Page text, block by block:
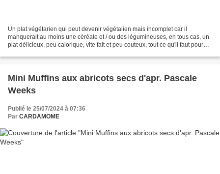
Un plat végétarien qui peut devenir végétalien mais incomplet car il
manquerait au moins une céréale et / ou des légumineuses, en tous cas, un
plat délicieux, peu calorique, vite fait et peu couteux, tout ce qu'il faut pour
Mini Muffins aux abricots secs d'apr. Pascale
Weeks
Publié le 25/07/2024 à 07:36
Par CARDAMOME